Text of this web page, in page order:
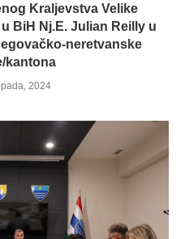
Kraljevstva Velike
BiH Nj.E. Julian Reilly u
neretvanske
kantona
2024